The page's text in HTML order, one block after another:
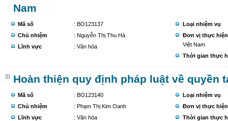
Nam
Mã số
: BO123137
Chủ nhiệm
: Nguyễn Thị Thu Hà
Lĩnh vực
: Văn hóa
Loại nhiệm vụ
Đơn vị thực hiện
Việt Nam
Thời gian thực
Hoàn thiện quy định pháp luật về quyền
Mã số
: BO123140
Chủ nhiệm
: Phạm Thị Kim Oanh
Lĩnh vực
: Văn hóa
Loại nhiệm vụ
Đơn vị thực hiện
Thời gian thực